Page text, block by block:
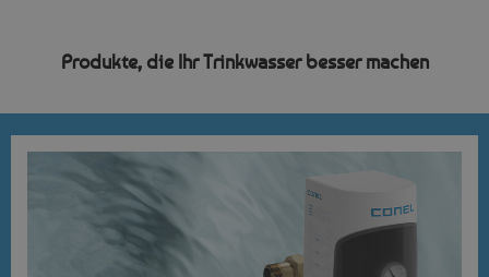
Produkte, die Ihr Trinkwasser besser machen